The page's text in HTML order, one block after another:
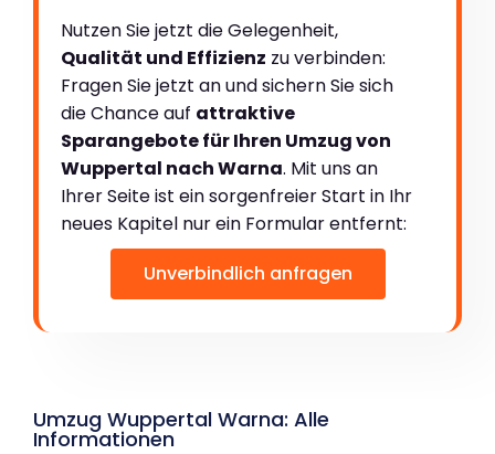
Nutzen Sie jetzt die Gelegenheit,
Qualität und Effizienz zu verbinden:
Fragen Sie jetzt an und sichern Sie sich
die Chance auf attraktive
Sparangebote für Ihren Umzug von
Wuppertal nach Warna. Mit uns an
Ihrer Seite ist ein sorgenfreier Start in Ihr
neues Kapitel nur ein Formular entfernt:
Unverbindlich anfragen
Umzug Wuppertal Warna: Alle
Informationen